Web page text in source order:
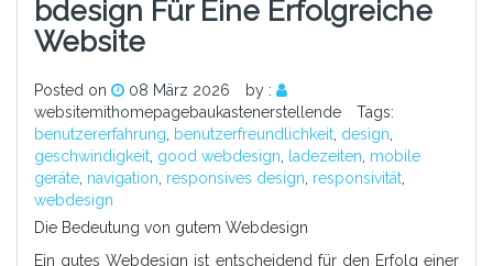
Bdesign Für Eine Erfolgreiche
Website
Posted on 08 März 2026
by :
websitemithomepagebaukastenerstellende
Tags:
benutzererfahrung, benutzerfreundlichkeit, design,
geschwindigkeit, good webdesign, ladezeiten, mobile
geräte, navigation, responsives design, responsivität,
webdesign
Die Bedeutung von gutem Webdesign
Ein gutes Webdesign ist entscheidend für den Erfolg einer